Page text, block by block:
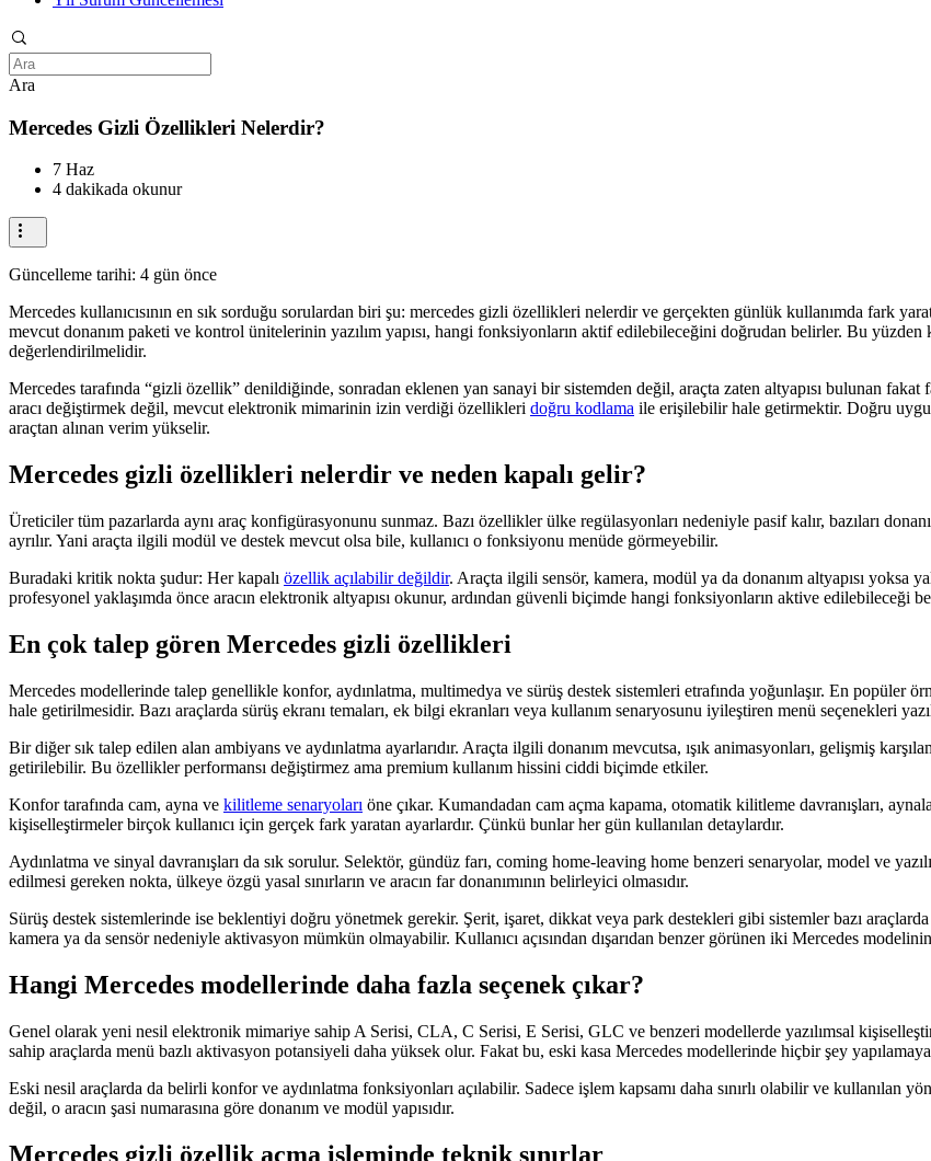
Ara
Mercedes Gizli Özellikleri Nelerdir?
7 Haz
4 dakikada okunur
Güncelleme tarihi: 4 gün önce
Mercedes kullanıcısının en sık sorduğu sorulardan biri şu: mercedes gizli özellikleri nelerdir ve gerçekten günlük kullanımda fark
mevcut donanım paketi ve kontrol ünitelerinin yazılım yapısı, hangi fonksiyonların aktif edilebileceğini doğrudan belirler. Bu
değerlendirilmelidir.
Mercedes tarafında “gizli özellik” denildiğinde, sonradan eklenen yan sanayi bir sistemden değil, araçta zaten altyapısı bulunan fakat
aracı değiştirmek değil, mevcut elektronik mimarinin izin verdiği özellikleri doğru kodlama ile erişilebilir hale getirmektir. Doğru
araçtan alınan verim yükselir.
Mercedes gizli özellikleri nelerdir ve neden kapalı gelir?
Üreticiler tüm pazarlarda aynı araç konfigürasyonunu sunmaz. Bazı özellikler ülke regülasyonları nedeniyle pasif kalır, bazıları
ayrılır. Yani araçta ilgili modül ve destek mevcut olsa bile, kullanıcı o fonksiyonu menüde görmeyebilir.
Buradaki kritik nokta şudur: Her kapalı özellik açılabilir değildir. Araçta ilgili sensör, kamera, modül ya da donanım altyapısı yoksa
profesyonel yaklaşımda önce aracın elektronik altyapısı okunur, ardından güvenli biçimde hangi fonksiyonların aktive edilebileceği
En çok talep gören Mercedes gizli özellikleri
Mercedes modellerinde talep genellikle konfor, aydınlatma, multimedya ve sürüş destek sistemleri etrafında yoğunlaşır. En popüler
hale getirilmesidir. Bazı araçlarda sürüş ekranı temaları, ek bilgi ekranları veya kullanım senaryosunu iyileştiren menü seçenekleri
Bir diğer sık talep edilen alan ambiyans ve aydınlatma ayarlarıdır. Araçta ilgili donanım mevcutsa, ışık animasyonları, gelişmiş
getirilebilir. Bu özellikler performansı değiştirmez ama premium kullanım hissini ciddi biçimde etkiler.
Konfor tarafında cam, ayna ve kilitleme senaryoları öne çıkar. Kumandadan cam açma kapama, otomatik kilitleme davranışları,
kişiselleştirmeler birçok kullanıcı için gerçek fark yaratan ayarlardır. Çünkü bunlar her gün kullanılan detaylardır.
Aydınlatma ve sinyal davranışları da sık sorulur. Selektör, gündüz farı, coming home-leaving home benzeri senaryolar, model ve
edilmesi gereken nokta, ülkeye özgü yasal sınırların ve aracın far donanımının belirleyici olmasıdır.
Sürüş destek sistemlerinde ise beklentiyi doğru yönetmek gerekir. Şerit, işaret, dikkat veya park destekleri gibi sistemler bazı
kamera ya da sensör nedeniyle aktivasyon mümkün olmayabilir. Kullanıcı açısından dışarıdan benzer görünen iki Mercedes
Hangi Mercedes modellerinde daha fazla seçenek çıkar?
Genel olarak yeni nesil elektronik mimariye sahip A Serisi, CLA, C Serisi, E Serisi, GLC ve benzeri modellerde yazılımsal
sahip araçlarda menü bazlı aktivasyon potansiyeli daha yüksek olur. Fakat bu, eski kasa Mercedes modellerinde hiçbir şey
Eski nesil araçlarda da belirli konfor ve aydınlatma fonksiyonları açılabilir. Sadece işlem kapsamı daha sınırlı olabilir ve kullanılan
değil, o aracın şasi numarasına göre donanım ve modül yapısıdır.
Mercedes gizli özellik açma işleminde teknik sınırlar